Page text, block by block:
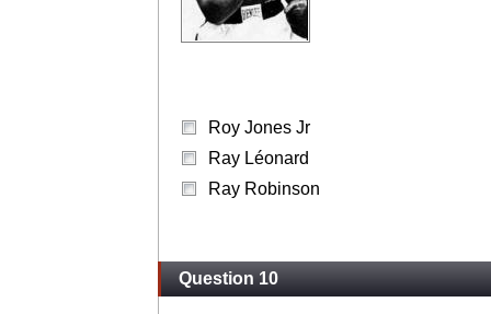
Roy Jones Jr
Ray Léonard
Ray Robinson
Question 10